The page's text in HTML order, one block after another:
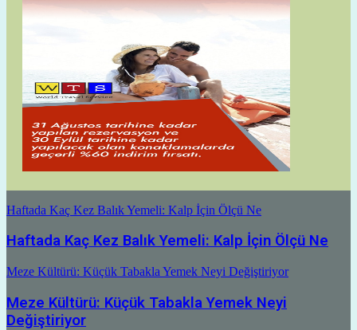
Haftada Kaç Kez Balık Yemeli: Kalp İçin Ölçü Ne
Haftada Kaç Kez Balık Yemeli: Kalp İçin Ölçü Ne
Meze Kültürü: Küçük Tabakla Yemek Neyi Değiştiriyor
Meze Kültürü: Küçük Tabakla Yemek Neyi
Değiştiriyor